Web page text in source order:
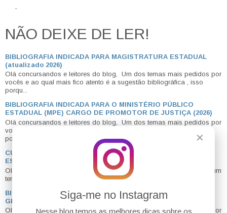
✕
Siga-me no Instagram
Nesse blog temos as melhores dicas sobre os
.
NÃO DEIXE DE LER!
BIBLIOGRAFIA INDICADA PARA MAGISTRATURA ESTADUAL
(atualizado 2026)
Olá concursandos e leitores do blog, Um dos temas mais pedidos por
vocês e ao qual mais fico atento é a sugestão bibliográfica , isso
porqu...
BIBLIOGRAFIA INDICADA PARA O MINISTÉRIO PÚBLICO
ESTADUAL (MPE) CARGO DE PROMOTOR DE JUSTIÇA (2026)
Olá concursandos e leitores do blog, Um dos temas mais pedidos por
vocês e ao qual mais fico atento é a sugestão bibliográfica , isso
porq...
CURSINHOS: A MAIOR DÚVIDA DOS CONCURSEIROS. COMO
ESCOLHER O IDEAL? Atualizado em 2024
Olá meus amigos, bom dia a todos. Hoje vou tratar com vocês de um
tema muito pedido e muito difícil de responder, qual seja, CURS...
BIBLIOGRAFIA INDICADA - PROCURADORIAS ESTADUAIS EM
GERAL (PGEs) - (atualizada para 2026)
Olá concursandos e leitores do blog, Um dos temas mais pedidos por